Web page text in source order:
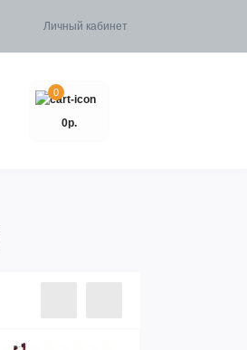
Личный кабинет
0
0р.